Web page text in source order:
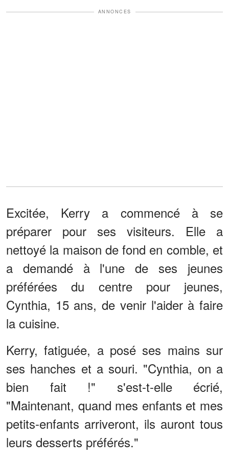
ANNONCES
Excitée, Kerry a commencé à se
préparer pour ses visiteurs. Elle a
nettoyé la maison de fond en comble, et
a demandé à l'une de ses jeunes
préférées du centre pour jeunes,
Cynthia, 15 ans, de venir l'aider à faire
la cuisine.
Kerry, fatiguée, a posé ses mains sur
ses hanches et a souri. "Cynthia, on a
bien fait !" s'est-t-elle écrié,
"Maintenant, quand mes enfants et mes
petits-enfants arriveront, ils auront tous
leurs desserts préférés."